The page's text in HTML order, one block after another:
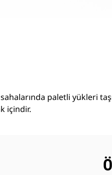
paletli yükleri
içindir.